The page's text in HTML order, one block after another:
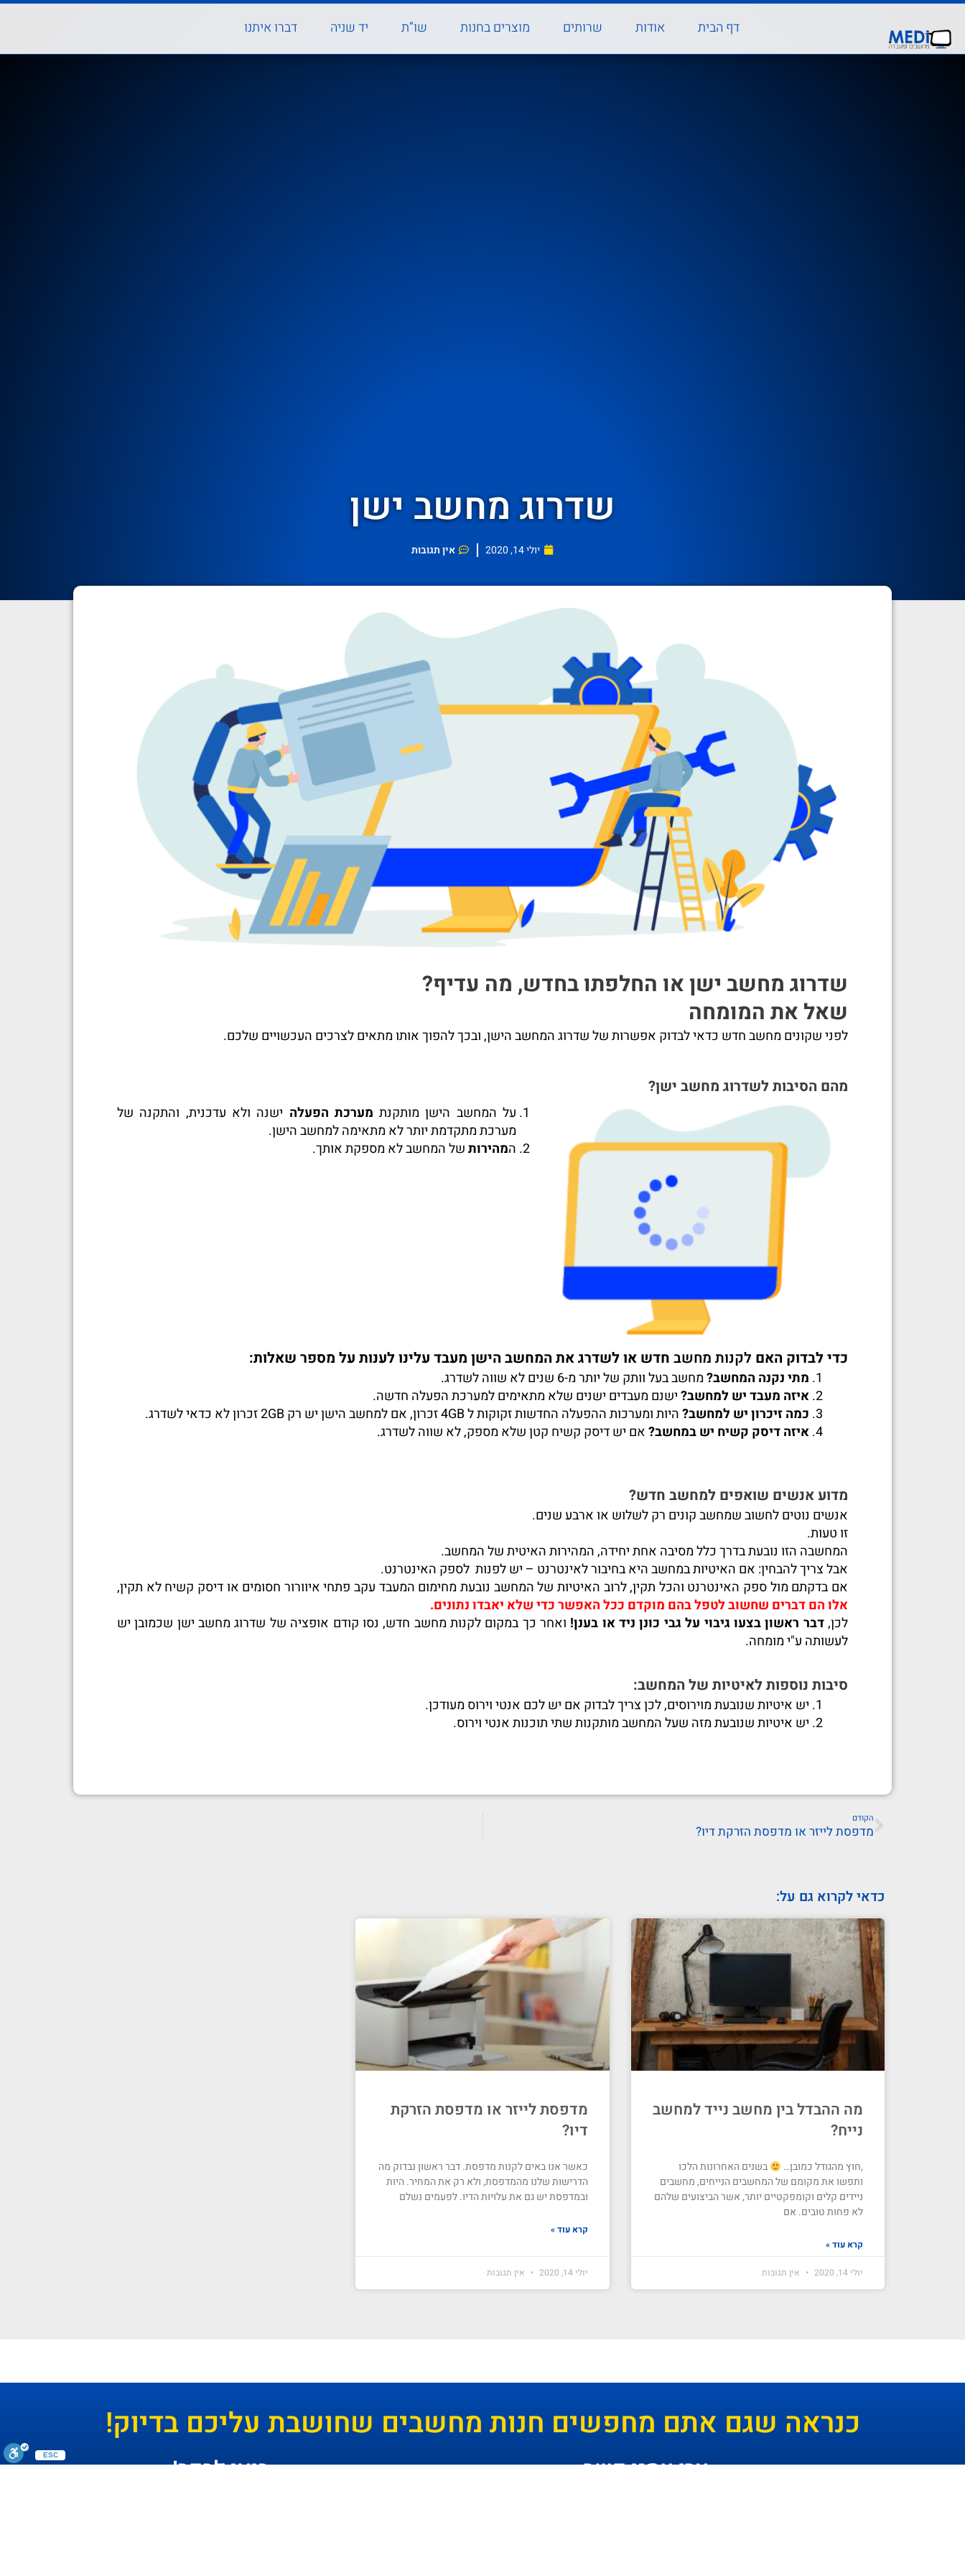
דף הבית אודות שרותים מוצרים בחנות שו”ת יד שניה דברו איתנו
שדרוג מחשב ישן
יולי 14, 2020 אין תגובות
שדרוג מחשב ישן או החלפתו בחדש, מה עדיף?
שאל את המומחה
לפני שקונים מחשב חדש כדאי לבדוק אפשרות של שדרוג המחשב הישן, ובכך להפוך אותו מתאים לצרכים העכשויים שלכם.
מהם הסיבות לשדרוג מחשב ישן?
על המחשב הישן מותקנת מערכת הפעלה ישנה ולא עדכנית, והתקנה של
מערכת מתקדמת יותר לא מתאימה למחשב הישן.
המהירותשל המחשב לא מספקת אותך.
כדי לבדוק האם לקנות מחשב חדש או לשדרג את המחשב הישן מעבד עלינו לענות על מספר שאלות:
מתי נקנה המחשב?מחשב בעל וותק של יותר מ-6 שנים לא שווה לשדרג.
איזה מעבד יש למחשב?ישנם מעבדים ישנים שלא מתאימים למערכת הפעלה חדשה.
כמה זיכרון יש למחשב?היות ומערכות ההפעלה החדשות זקוקות ל 4GB זכרון, אם למחשב הישן יש רק 2GB זכרון לא כדאי לשדרג.
איזה דיסק קשיח יש במחשב?אם יש דיסק קשיח קטן שלא מספק, לא שווה לשדרג.
מדוע אנשים שואפים למחשב חדש?
אנשים נוטים לחשוב שמחשב קונים רק לשלוש או ארבע שנים.
זו טעות.
המחשבה הזו נובעת בדרך כלל מסיבה אחת יחידה, המהירות האיטית של המחשב.
אבל צריך להבחין: אם האיטיות במחשב היא בחיבור לאינטרנט – יש לפנות לספק האינטרנט.
אם בדקתם מול ספק האינטרנט והכל תקין, לרוב האיטיות של המחשב נובעת מחימום המעבד עקב פתחי איוורור חסומים או דיסק קשיח לא תקין,
אלו הם דברים שחשוב לטפל בהם מוקדם ככל האפשר כדי שלא יאבדו נתונים.
לכן,דבר ראשון בצעו גיבוי על גבי כונן ניד או בענן! ואחר כך במקום לקנות מחשב חדש, נסו קודם אופציה של שדרוג מחשב ישן שכמובן יש
לעשותה ע"י מומחה.
סיבות נוספות לאיטיות של המחשב:
יש איטיות שנובעת מוירוסים, לכן צריך לבדוק אם יש לכם אנטי וירוס מעודכן.
יש איטיות שנובעת מזה שעל המחשב מותקנות שתי תוכנות אנטי וירוס.
הקודם
מדפסת לייזר או מדפסת הזרקת דיו?
כדאי לקרוא גם על:
מה ההבדל בין מחשב נייד למחשב
נייח?
,חוץ מהגודל כמובן…
בשנים האחרונות הלכו
ותפשו את מקומם של המחשבים הנייחים, מחשבים
ניידים קלים וקומפקטיים יותר, אשר הביצועים שלהם
לא פחות טובים. אם
קרא עוד »
יולי 14, 2020 אין תגובות
מדפסת לייזר או מדפסת הזרקת
דיו?
כאשר אנו באים לקנות מדפסת. דבר ראשון נבדוק מה
הדרישות שלנו מהמדפסת, ולא רק את המחיר. היות
ובמדפסת יש גם את עלויות הדיו. לפעמים נשלם
קרא עוד »
יולי 14, 2020 אין תגובות
כנראה שגם אתם מחפשים חנות מחשבים שחושבת עליכם בדיוק!
- צרו עמנו קשר - בואו לבקר! ESC